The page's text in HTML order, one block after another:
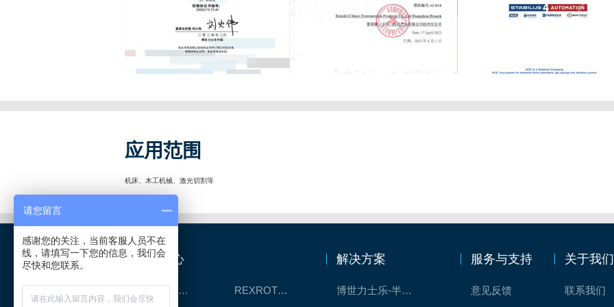
应用范围
机床、木工机械、激光切割等
产品中心
REXROTH工厂解决方案 REXROTH/力士乐线性产品
解决方案
博世力士乐-半导体工业的自动控制解决方案
服务与支持
意见反馈
关于我们
联系我们
请您留言
感谢您的关注，当前客服人员不在
线，请填写一下您的信息，我们会
尽快和您联系。